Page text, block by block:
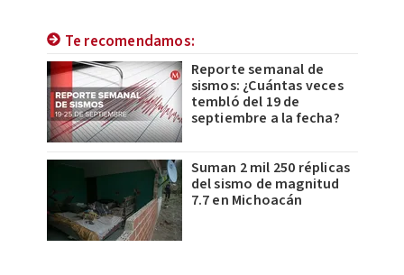
Te recomendamos:
Reporte semanal de
sismos: ¿Cuántas veces
tembló del 19 de
septiembre a la fecha?
Suman 2 mil 250 réplicas
del sismo de magnitud
7.7 en Michoacán